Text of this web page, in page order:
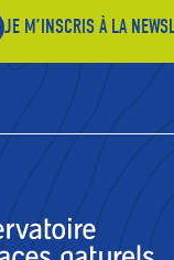
JE M’INSCRIS À LA